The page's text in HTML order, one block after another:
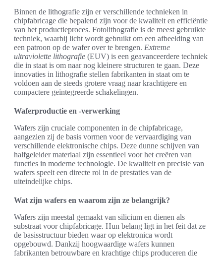
Binnen de lithografie zijn er verschillende technieken in
chipfabricage die bepalend zijn voor de kwaliteit en efficiëntie
van het productieproces. Fotolithografie is de meest gebruikte
techniek, waarbij licht wordt gebruikt om een afbeelding van
een patroon op de wafer over te brengen. Extreme
ultraviolette lithografie (EUV) is een geavanceerdere techniek
die in staat is om naar nog kleinere structuren te gaan. Deze
innovaties in lithografie stellen fabrikanten in staat om te
voldoen aan de steeds grotere vraag naar krachtigere en
compactere geïntegreerde schakelingen.
Waferproductie en -verwerking
Wafers zijn cruciale componenten in de chipfabricage,
aangezien zij de basis vormen voor de vervaardiging van
verschillende elektronische chips. Deze dunne schijven van
halfgeleider materiaal zijn essentieel voor het creëren van
functies in moderne technologie. De kwaliteit en precisie van
wafers speelt een directe rol in de prestaties van de
uiteindelijke chips.
Wat zijn wafers en waarom zijn ze belangrijk?
Wafers zijn meestal gemaakt van silicium en dienen als
substraat voor chipfabricage. Hun belang ligt in het feit dat ze
de basisstructuur bieden waar op elektronica wordt
opgebouwd. Dankzij hoogwaardige wafers kunnen
fabrikanten betrouwbare en krachtige chips produceren die